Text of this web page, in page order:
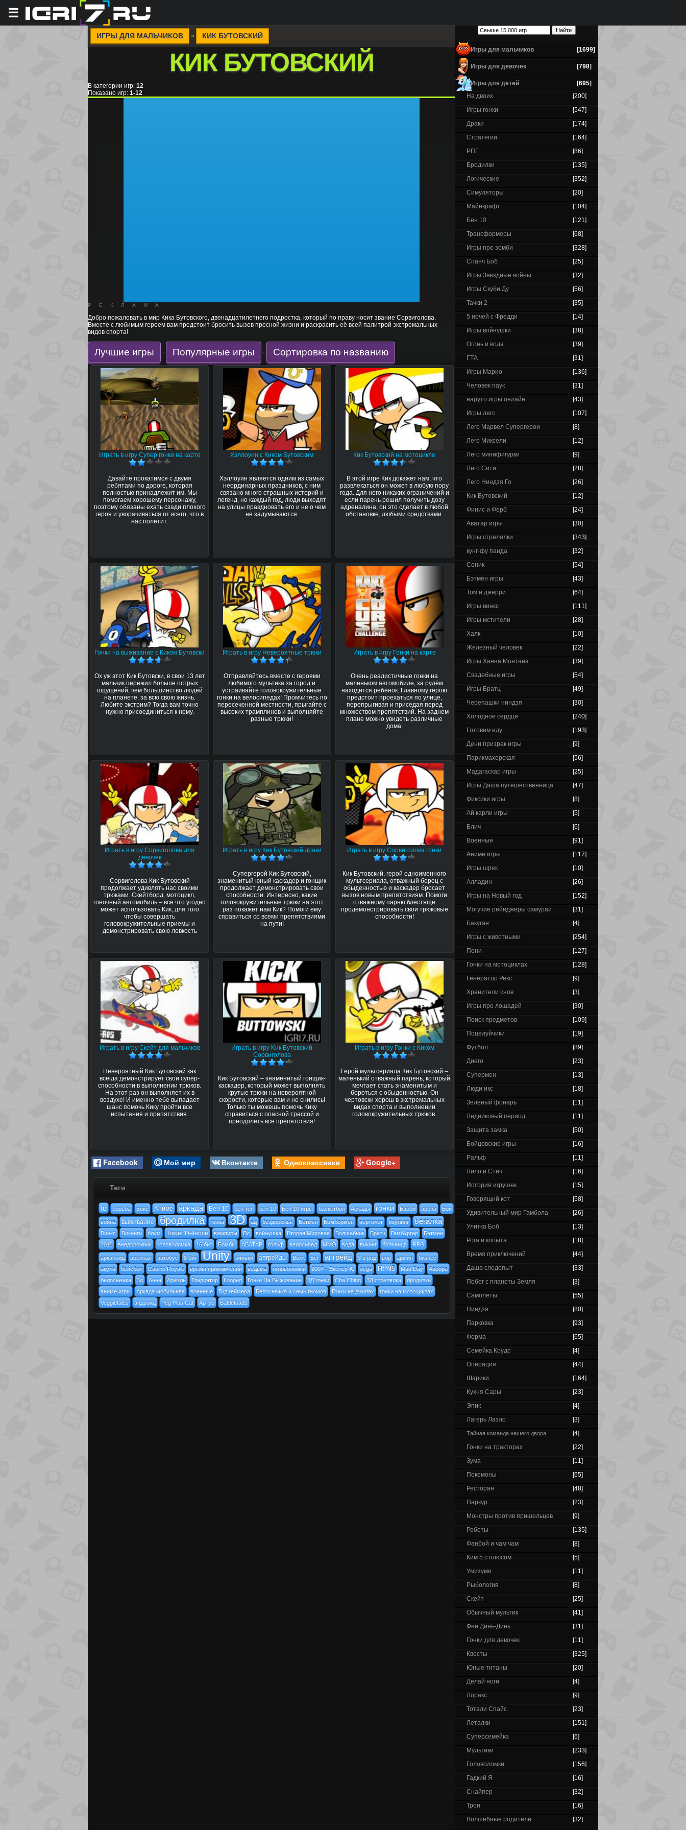
☰
ИГРЫ ДЛЯ МАЛЬЧИКОВ » КИК БУТОВСКИЙ
КИК БУТОВСКИЙ
В категории игр: 12
Показано игр: 1-12
РЕКЛАМА
Добро пожаловать в мир Кика Бутовского, двенадцатилетнего подростка, который по праву носит звание Сорвиголова.
Вместе с любимым героем вам предстоит бросить вызов пресной жизни и раскрасить её всей палитрой экстремальных
видов спорта!
Лучшие игры · Популярные игры · Сортировка по названию
Играть в игру Супер гонки на карте
Давайте прокатимся с двумя
ребятами по дороге, которая
полностью принадлежит им. Мы
помогаем хорошему персонажу,
поэтому обязаны ехать сзади плохого
героя и уворачиваться от всего, что в
нас полетит.
Хэллоуин с Киком Бутовским
Хэллоуин является одним из самых
неординарных праздников, с ним
связано много страшных историй и
легенд, но каждый год, люди выходят
на улицы праздновать его и не о чем
не задумываются.
Кик Бутовский на мотоцикле
В этой игре Кик докажет нам, что
развлекаться он может в любую пору
года. Для него никаких ограничений и
если парень решил получить дозу
адреналина, он это сделает в любой
обстановке, любыми средствами.
Гонки на выживание с Киком Бутовски
Ох уж этот Кик Бутовски, в свои 13 лет
мальчик пережил больше острых
ощущений, чем большинство людей
на планете, за всю свою жизнь.
Любите экстрим? Тогда вам точно
нужно присоединиться к нему.
Играть в игру Невероятные трюки
Отправляйтесь вместе с героями
любимого мультика за город и
устраивайте головокружительные
гонки на велосипедах! Промчитесь по
пересеченной местности, прыгайте с
высоких трамплинов и выполняйте
разные трюки!
Играть в игру Гонки на карте
Очень реалистичные гонки на
маленьком автомобиле, за рулём
находится ребёнок. Главному герою
предстоит проехаться по улице,
перепрыгивая и приседая перед
множеством препятствий. На заднем
плане можно увидеть различные
дома.
Играть в игру Сорвиголова для
девочек
Сорвиголова Кик Бутовский
продолжает удивлять нас своими
трюками. Скейтборд, мотоцикл,
гоночный автомобиль – все что угодно
может использовать Кик, для того
чтобы совершать
головокружительные приемы и
демонстрировать свою ловкость
Играть в игру Кик Бутовский драки
Супергерой Кик Бутовский,
знаменитый юный каскадер и гонщик
продолжает демонстрировать свои
способности. Интересно, какие
головокружительные трюки на этот
раз покажет нам Кик? Помоги ему
справиться со всеми препятствиями
на пути!
Играть в игру Сорвиголова гонки
Кик Бутовский, герой одноименного
мультсериала, отважный борец с
обыденностью и каскадер бросает
вызов новым препятствиям. Помоги
отважному парню блестяще
продемонстрировать свои трюковые
способности!
Играть в игру Скейт для мальчиков
Невероятный Кик Бутовский как
всегда демонстрирует свои супер-
способности в выполнении трюков.
На этот раз он выполняет их в
воздухе! И именно тебе выпадает
шанс помочь Кику пройти все
испытания и препятствия.
Играть в игру Kик Бутовский
Сорвиголова
Кик Бутовский – знаменитый гонщик-
каскадер, который может выполнять
крутые трюки на невероятной
скорости, которые вам и не снились!
Только ты можешь помочь Кику
справиться с опасной трассой и
преодолеть все препятствия!
Играть в игру Гонки с Киком
Герой мультсериала Кик Бутовский –
маленький отважный парень, который
мечтает стать знаменитым и
бороться с обыденностью. Он
чертовски хорош в экстремальных
видах спорта и выполнении
головокружительных трюков.
Facebook Мой мир Вконтакте Одноклассники Google+
Теги
td борьба Бокс Аниме аркада Бен 10 бен тен ben 10 Бен 10 игры баскетбол Аркады гонки Барби арена Бои
война выживание бродилка гонка 3D ад бездорожье Бетмен Бомбермен вертолет боулинг бегалка
Винкс Викинги блум Tower Defence вампиры Dc войнушка Вторая Мировая Волшебник Братц Гамбургер
Бэтмен
2011
внедорожник головоломка 16 бит Бомбы АВАТАР гольф велосипед MMO вода викинг больница RPG
арканоид военная автобус 8 бит Unity ачивки апгрейды Волк Бег апгрейд 3 в ряд вор армия
бизнес
акула
бейсбол Casino Royale время приключений ведьма головоломки 2007 - Экслер А. sega Html5 Mad Day
Аврора
белоснежка
3д Анна Ариэль Гладиатор Looped Гонки На Выживание 3Д гонки Cha Ching 3Д стрелялка
бродилки
аниме игры
Аркада мобильная военные Гид геймера Белоснежка и семь гномов Гонки на джипах
гонки на мотоциклах
Veggietales
андроид Peg Plus Cat Артур Battletoads
Игры для мальчиков [1699]
Игры для девочек [798]
Игры для детей
[695]
На двоих
[200]
Игры гонки
[547]
Драки
[174]
Стратегии
[164]
РПГ
[86]
Бродилки
[135]
Логические
[352]
Симуляторы
[20]
Майнкрафт
[104]
Бен 10
[121]
Трансформеры
[68]
Игры про зомби
[328]
Спанч Боб
[25]
Игры Звездные войны
[32]
Игры Скуби Ду
[56]
Тачки 2
[35]
5 ночей с Фредди
[14]
Игры войнушки
[38]
Огонь и вода
[39]
ГТА
[31]
Игры Марио
[136]
Человек паук
[31]
наруто игры онлайн
[43]
Игры лего
[107]
Лего Марвел Супергерои
[8]
Лего Миксели
[12]
Лего минифигурки
[9]
Лего Сити
[28]
Лего Ниндзя Го
[26]
Кик Бутовский
[12]
Финис и Ферб
[24]
Аватар игры
[30]
Игры стрелялки
[343]
кунг-фу панда
[32]
Соник
[54]
Бэтмен игры
[43]
Том и джерри
[64]
Игры винкс
[111]
Игры мстители
[28]
Халк
[10]
Железный человек
[22]
Игры Ханна Монтана
[39]
Свадебные игры
[54]
Игры Братц
[49]
Черепашки ниндзя
[30]
Холодное сердце
[240]
Готовим еду
[193]
Дени призрак игры
[9]
Парикмахерская
[56]
Мадагаскар игры
[25]
Игры Даша путешественница
[47]
Фиксики игры
[8]
Ай карли игры
[5]
Блич
[6]
Военные
[91]
Аниме игры
[117]
Игры шрек
[10]
Алладин
[26]
Игры на Новый год
[152]
Могучие рейнджеры самураи
[31]
Бакуган
[4]
Игры с животными
[254]
Пони
[127]
Гонки на мотоциклах
[128]
Генератор Рекс
[9]
Хранители снов
[3]
Игры про лошадей
[30]
Поиск предметов
[109]
Поцелуйчики
[19]
Футбол
[89]
Диего
[23]
Супермен
[13]
Люди икс
[18]
Зеленый фонарь
[11]
Ледниковый период
[11]
Защита замка
[50]
Бойцовские игры
[16]
Ральф
[11]
Лило и Стич
[16]
История игрушек
[15]
Говорящий кот
[58]
Удивительный мир Гамбола
[26]
Улитка Боб
[13]
Рога и копыта
[18]
Время приключений
[44]
Даша следопыт
[33]
Побег с планеты Земля
[3]
Самолеты
[55]
Ниндзя
[80]
Парковка
[93]
Ферма
[65]
Семейка Крудс
[4]
Операция
[44]
Шарики
[164]
Кухня Сары
[23]
Эпик
[4]
Лагерь Лазло
[3]
Тайная команда нашего двора
[4]
Гонки на тракторах
[22]
Зума
[11]
Покемоны
[65]
Ресторан
[48]
Паркур
[23]
Монстры против пришельцев
[9]
Роботы
[135]
Фанбой и чам чам
[8]
Ким 5 с плюсом
[5]
Умизуми
[11]
Рыбология
[8]
Скейт
[25]
Обычный мультик
[41]
Феи Динь-Динь
[31]
Гонки для девочек
[11]
Квесты
[325]
Юные титаны
[20]
Делай ноги
[4]
Лоракс
[9]
Тотали Спайс
[23]
Леталки
[151]
Суперсемейка
[6]
Мультики
[233]
Головоломки
[156]
Гадкий Я
[16]
Снайпер
[32]
Трон
[16]
Волшебные родители
[32]